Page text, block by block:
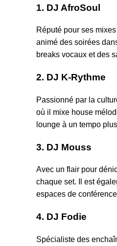
1. DJ AfroSoul
Réputé pour ses
animé des soirées
breaks vocaux et des
2. DJ K-Rythme
Passionné par la
où il mixe house
lounge à un tempo
3. DJ Mouss
Avec un flair pour
chaque set. Il est
espaces de
4. DJ Fodie
Spécialiste des